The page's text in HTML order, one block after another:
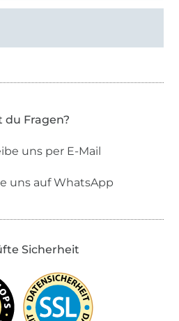
du Fragen?
uns per E-Mail
uns auf WhatsApp
Sicherheit